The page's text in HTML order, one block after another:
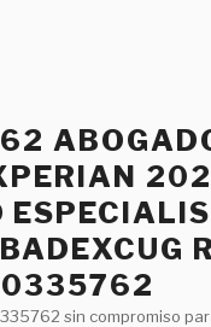
sin compromiso